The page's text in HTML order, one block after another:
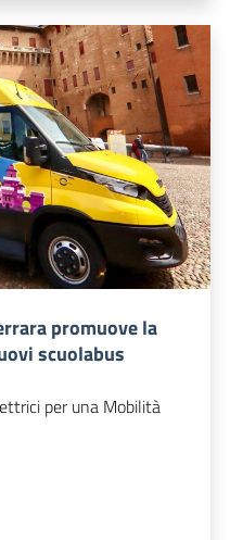
promuove la
scuolabus
per una Mobilità